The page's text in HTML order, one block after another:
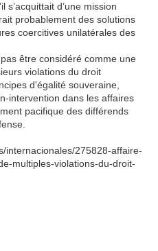
s’acquittait d’une mission
probablement des solutions
coercitives unilatérales des
être considéré comme une
violations du droit
d'égalité souveraine,
intervention dans les affaires
pacifique des différends
internacionales/275828-affaire-
multiples-violations-du-droit-